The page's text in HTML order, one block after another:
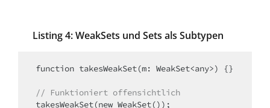
Listing 4: WeakSets und Sets als Subtypen
function takesWeakSet(m: WeakSet<any>) {}
// Funktioniert offensichtlich
takesWeakSet(new WeakSet());